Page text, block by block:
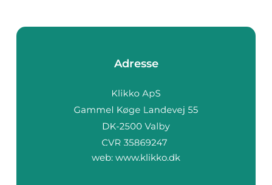
Adresse
web: www.klikko.dk